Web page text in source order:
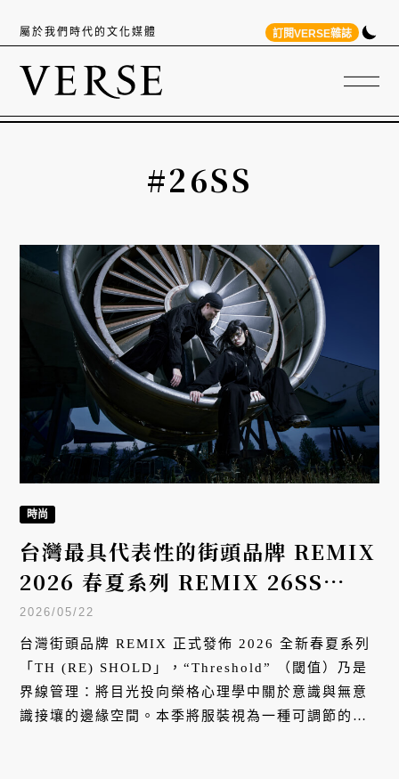
屬於我們時代的文化媒體 訂閱VERSE雜誌
#26SS
時尚
台灣最具代表性的街頭品牌 REMIX
2026 春夏系列 REMIX 26SS
TH(RE)SHOLD SERIES登場
2026/05/22
台灣街頭品牌 REMIX 正式發佈 2026 全新春夏系列
「TH (RE) SHOLD」，“Threshold” （閾值）乃是
界線管理：將目光投向榮格心理學中關於意識與無意
識接壤的邊緣空間。本季將服裝視為一種可調節的界